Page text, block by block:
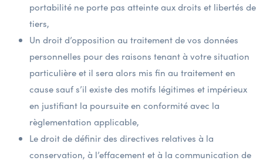
portabilité ne porte pas atteinte aux droits et libertés de
tiers,
Un droit d’opposition au traitement de vos données
personnelles pour des raisons tenant à votre situation
particulière et il sera alors mis fin au traitement en
cause sauf s’il existe des motifs légitimes et impérieux
en justifiant la poursuite en conformité avec la
règlementation applicable,
Le droit de définir des directives relatives à la
conservation, à l’effacement et à la communication de